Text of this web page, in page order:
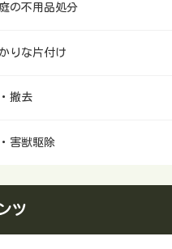
処分にお困りの方は便利屋「大
。お問い合わせはこちら電話で
の不用品処分
りな片付け
撤去
害獣駆除
ツ